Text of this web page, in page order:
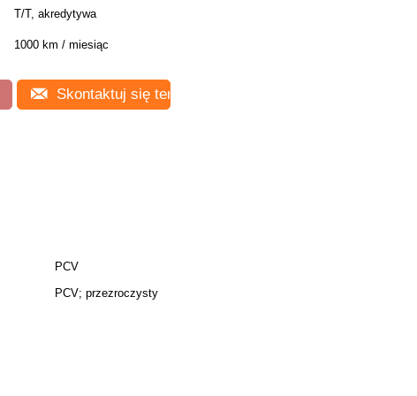
T/T, akredytywa
1000 km / miesiąc
Skontaktuj się teraz
PCV
PCV; przezroczysty